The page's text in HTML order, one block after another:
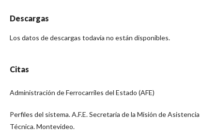
Descargas
Los datos de descargas todavía no están disponibles.
Citas
Administración de Ferrocarriles del Estado (AFE)
Perfiles del sistema. A.F.E. Secretaria de la Misión de Asistencia
Técnica. Montevideo.